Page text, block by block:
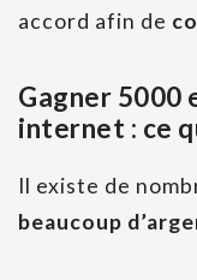
accord afin de
Gagner 5000
internet : ce
Il existe de
beaucoup